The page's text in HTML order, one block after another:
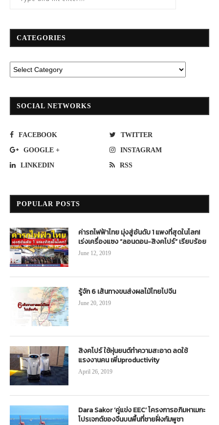
CATEGORIES
SOCIAL NETWORKS
FACEBOOK TWITTER
GOOGLE + INSTAGRAM
LINKEDIN RSS
POPULAR POSTS
ค่ารถไฟฟ้าไทย มุ่งสู่อันดับ 1 แพงที่สุดในโลก!
เร่งเครื่องแซง “ลอนดอน-สิงคโปร์” เรียบร้อย
June 12, 2019
รู้จัก 6 เส้นทางขนส่งผลไม้ไทยไปจีน
June 20, 2019
สิงคโปร์ ใช้หุ่นยนต์ทำความสะอาด ลดใช้
แรงงานคน เพิ่มproductivity
April 26, 2019
Dara Sakor ‘คู่แข่ง EEC’ โครงการอภิมหาเมกะ
โปรเจกต์ของจีนบนพื้นที่ชายฝั่งกัมพูชา